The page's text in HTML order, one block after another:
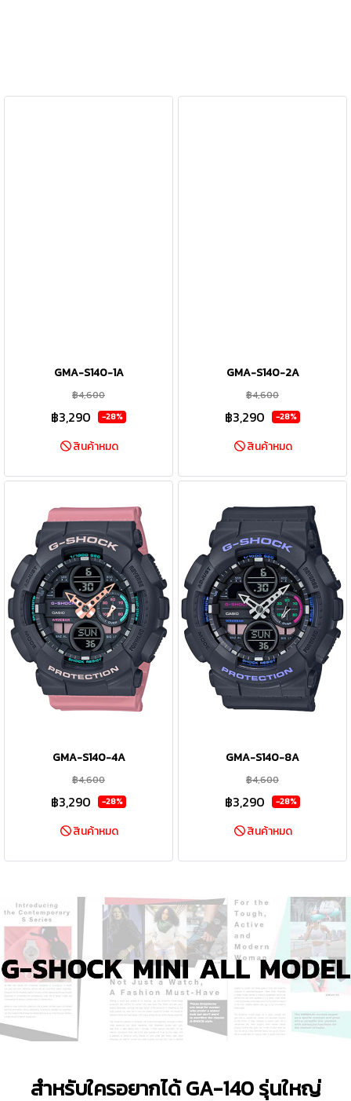
GMA-S140-1A
฿4,600
฿3,290 -28%
สินค้าหมด
GMA-S140-2A
฿4,600
฿3,290 -28%
สินค้าหมด
GMA-S140-4A
฿4,600
฿3,290 -28%
สินค้าหมด
GMA-S140-8A
฿4,600
฿3,290 -28%
สินค้าหมด
สำหรับใครอยากได้ GA-140 รุ่นใหญ่